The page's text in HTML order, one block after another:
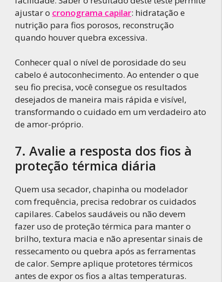
ajustar o cronograma capilar: hidratação e
nutrição para fios porosos, reconstrução
quando houver quebra excessiva.
Conhecer qual o nível de porosidade do seu
cabelo é autoconhecimento. Ao entender o que
seu fio precisa, você consegue os resultados
desejados de maneira mais rápida e visível,
transformando o cuidado em um verdadeiro ato
de amor-próprio.
7. Avalie a resposta dos fios à
proteção térmica diária
Quem usa secador, chapinha ou modelador
com frequência, precisa redobrar os cuidados
capilares. Cabelos saudáveis ou não devem
fazer uso de proteção térmica para manter o
brilho, textura macia e não apresentar sinais de
ressecamento ou quebra após as ferramentas
de calor. Sempre aplique protetores térmicos
antes de expor os fios a altas temperaturas.